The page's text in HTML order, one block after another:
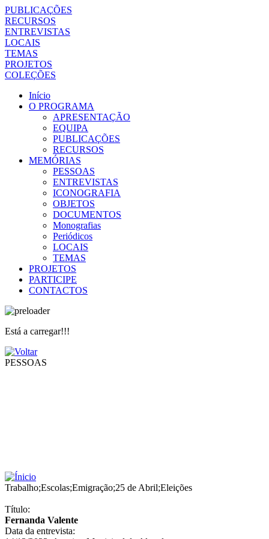
PUBLICAÇÕES
RECURSOS
ENTREVISTAS
LOCAIS
TEMAS
PROJETOS
COLEÇÕES
Início
O PROGRAMA
APRESENTAÇÃO
EQUIPA
PUBLICAÇÕES
RECURSOS
MEMÓRIAS
PESSOAS
ENTREVISTAS
ICONOGRAFIA
OBJETOS
DOCUMENTOS
Monografias
Periódicos
LOCAIS
TEMAS
PROJETOS
PARTICIPE
CONTACTOS
Está a carregar!!!
PESSOAS
Trabalho;Escolas;Emigração;25 de Abril;Eleições
Título:
Fernanda Valente
Data da entrevista: